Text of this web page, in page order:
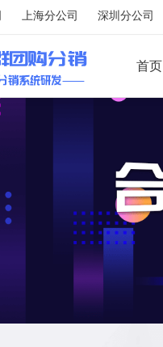
上海分公司 深圳分公司
首页
供应链